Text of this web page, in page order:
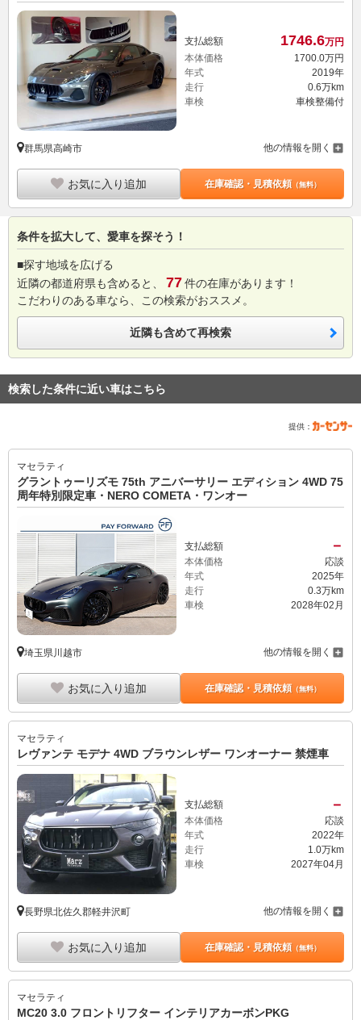
支払総額 1746.6万円
本体価格
1700. 0万円
年式
2019年
走行
0.6万km
車検
車検整備付
群馬県高崎市 他の情報を開く
お気に入り追加 在庫確認・見積依頼（無料）
条件を拡大して、愛車を探そう！
■探す地域を広げる
近隣の都道府県も含めると、
77件の在庫があります！
こだわりのある車なら、この検索がおススメ。
近隣も含めて再検索
検索した条件に近い車はこちら
提供：
マセラティ
グラントゥーリズモ 75th アニバーサリー エディション 4WD 75
周年特別限定車・NERO COMETA・ワンオー
支払総額 －
本体価格
応談
年式
2025年
走行
0.3万km
車検
2028年02月
埼玉県川越市 他の情報を開く
お気に入り追加 在庫確認・見積依頼（無料）
マセラティ
レヴァンテ モデナ 4WD ブラウンレザー ワンオーナー 禁煙車
支払総額 －
本体価格
応談
年式
2022年
走行
1.0万km
車検
2027年04月
長野県北佐久郡軽井沢町 他の情報を開く
お気に入り追加 在庫確認・見積依頼（無料）
マセラティ
MC20 3.0 フロントリフター インテリアカーボンPKG